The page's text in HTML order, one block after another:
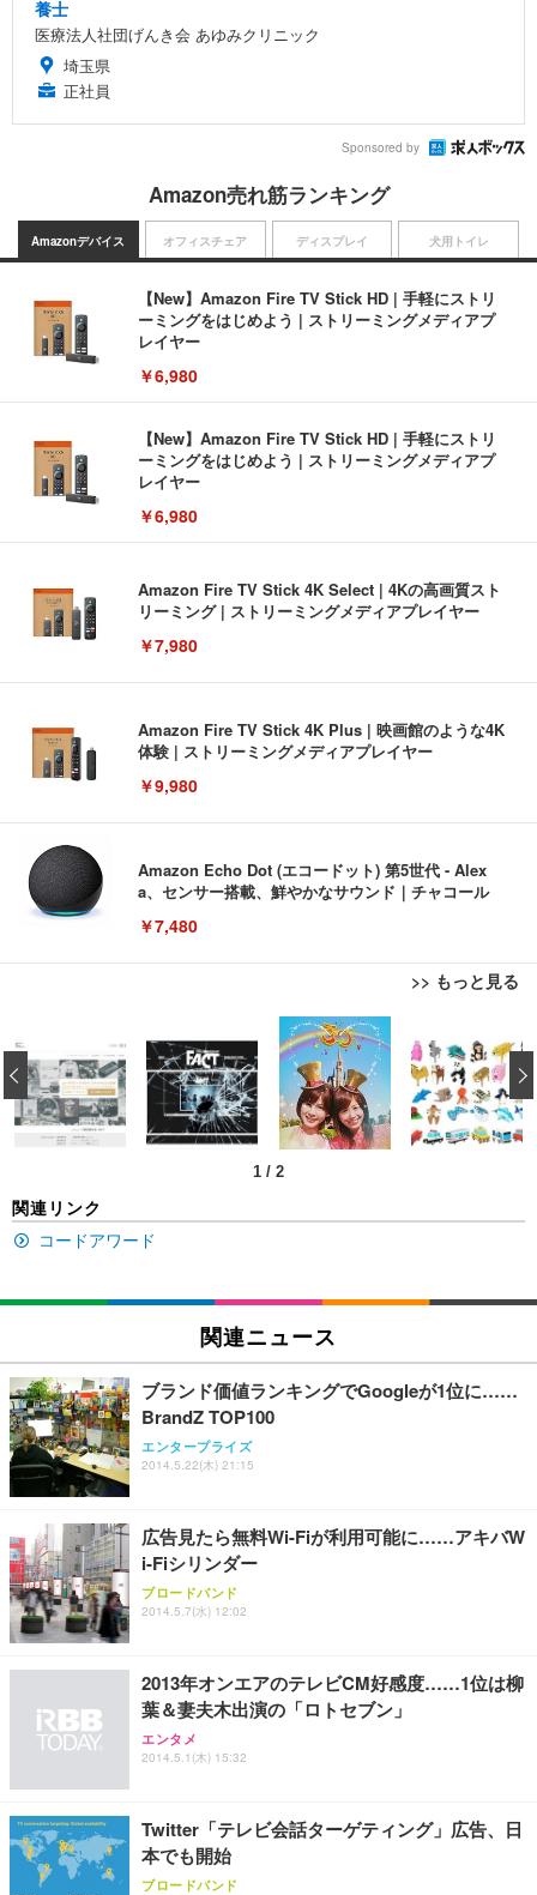
養士
医療法人社団げんき会 あゆみクリニック
埼玉県
正社員
Sponsored by
Amazon売れ筋ランキング
Amazonデバイス
【New】Amazon Fire TV Stick HD | 手軽にストリ
ーミングをはじめよう | ストリーミングメディアプ
レイヤー
￥6,980
【New】Amazon Fire TV Stick HD | 手軽にストリ
ーミングをはじめよう | ストリーミングメディアプ
レイヤー
￥6,980
Amazon Fire TV Stick 4K Select | 4Kの高画質スト
リーミング | ストリーミングメディアプレイヤー
￥7,980
Amazon Fire TV Stick 4K Plus | 映画館のような4K
体験 | ストリーミングメディアプレイヤー
￥9,980
Amazon Echo Dot (エコードット) 第5世代 - Alex
a、センサー搭載、鮮やかなサウンド｜チャコール
￥7,480
>> もっと見る
オフィスチェア
[EdoErgo] オフィスチェア 椅子 テレワーク 疲れな
い 跳ね上げ式アームレスト コンパクト 約105度ロッ
キング pc 事務椅子 360度回転 座面昇降 強化ナイロ
ン樹脂ベース 通気性メッシュ 在宅ワーク H-WY01
(黒網+黒枠+黒足)
￥5,699
SIHOO B100 オフィスチェア／デスクチェア メッシ
￥27,999
Sezlife オフィスチェア デスクチェア 疲れない テレ
ワーク チェア 強化バックレスト 30度ロッキング機
能 人間工学 椅子 腰サポート 90度跳ね上げ式アーム
ョン PCチェア 通気性メッシュ ゲーミング/勉強/事
務用 おしゃれ パソコンチェア (ブラック)
￥7,680
Sezlife オフィスチェア デスクチェア 疲れない テレ
ワーク チェア 強化バックレスト 30度ロッキング機
ョン PCチェア 通気性メッシュ ゲーミング/勉強/事
務用 おしゃれ パソコンチェア (ホワイト)
￥7,680
ANDWINT オフィスチェア デスクチェア 肘なし メ
ッシュ 通気性 ランバーサポート付き 腰サポート ガ
勤務 ブラック
ディスプレイ
EIZO ビジネス向けプレミアムモニター | FlexScan
EV3240X-WT | 31.5型4K UHD・USB Type-C・ホワ
イト
￥105,595
EIZO ビジネス向けプレミアムモニター | FlexScan
￥109,572
フック付き（CFI-ZDM1J）
【整備済み品】Dell E2724HS 27インチ 液晶モニタ
ー フルHD（1920×1080）VA 非光沢 HDMI/DisplayP
￥15,800
【MiniLED/24.5inch/280Hz/FHD】GRAPHT THE S
HOOTER Gaming Monitor 24” Essential ゲーミン
犬用トイレ
Amazonベーシック ペットシーツ 薄型 レギュラー 1
回使い捨て 無香料 ホワイト 300枚
￥3,373
Amazonベーシック ペットシーツ 厚型 ワイド 42枚
￥3,234
Smart Basic(スマートベーシック) 【Amazon.co.jp
限定】 Smart Basic アイリスオーヤマ ペットシーツ
￥3,670
アイリスオーヤマ ペットシーツ 超厚型 お徳用 レギ
ュラー 200枚入【Amazon.co.jp限定】
1 / 2
‹
関連リンク
コードアワード
関連ニュース
ブランド価値ランキングでGoogleが1位に……
BrandZ TOP100
エンタープライズ
2014.5.22(木) 21:15
広告見たら無料Wi-Fiが利用可能に……アキバW
i-Fiシリンダー
ブロードバンド
2014.5.7(水) 12:02
2013年オンエアのテレビCM好感度……1位は柳
葉＆妻夫木出演の「ロトセブン」
エンタメ
2014.5.1(木) 15:32
Twitter「テレビ会話ターゲティング」広告、日
本でも開始
ブロードバンド